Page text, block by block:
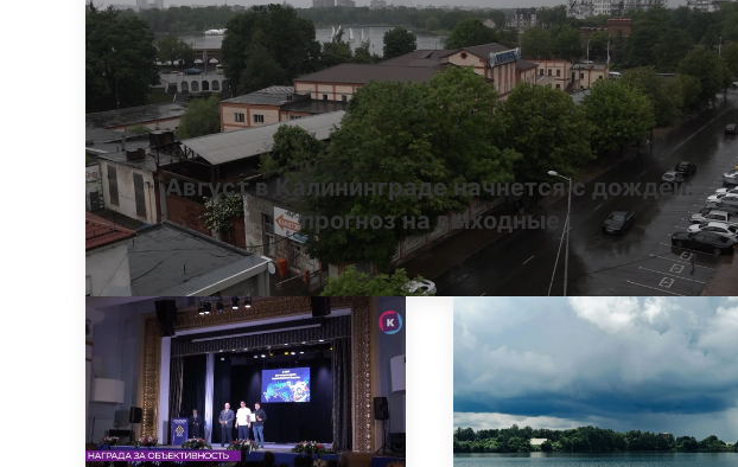
Август в Калининграде начнется с дождей:
прогноз на выходные